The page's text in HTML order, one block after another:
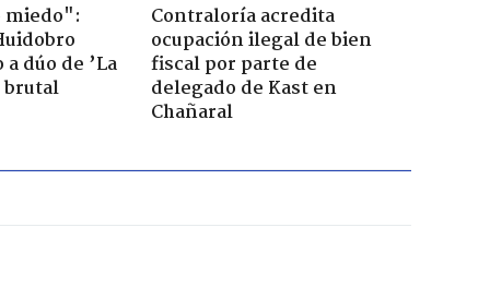
miedo":
dúo de ’La
brutal
Contraloría acredita
ocupación ilegal de bien
fiscal por parte de
delegado de Kast en
Chañaral